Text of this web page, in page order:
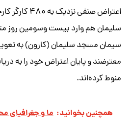
اعتراض صنفی
سلیمان هم وارد بیست وسومین روز
سیمان مسجد سلیمان (کارون) به
معترضند و پایان اعتراض خود را به
منوط کرده‌اند.
همچنین بخوانید: ما و جغرافیای